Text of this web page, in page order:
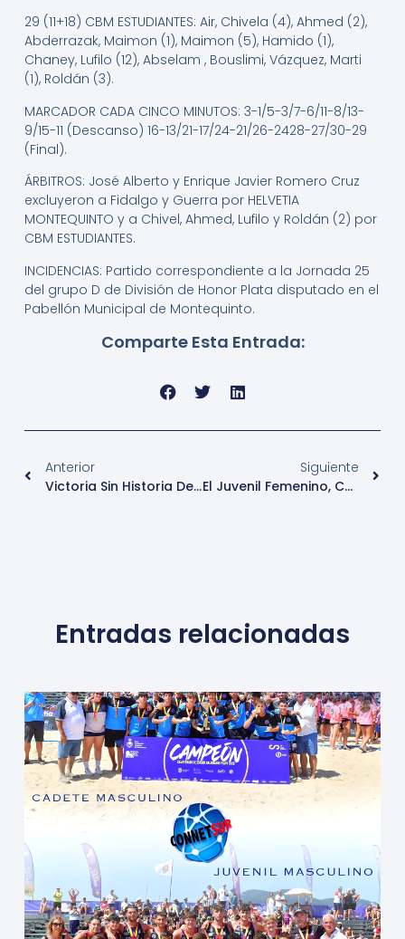
29 (11+18) CBM ESTUDIANTES: Air, Chivela (4), Ahmed (2),
Abderrazak, Maimon (1), Maimon (5), Hamido (1),
Chaney, Lufilo (12), Abselam , Bouslimi, Vázquez, Marti
(1), Roldán (3).
MARCADOR CADA CINCO MINUTOS: 3-1/5-3/7-6/11-8/13-
9/15-11 (Descanso) 16-13/21-17/24-21/26-2428-27/30-29
(Final).
ÁRBITROS: José Alberto y Enrique Javier Romero Cruz
excluyeron a Fidalgo y Guerra por HELVETIA
MONTEQUINTO y a Chivel, Ahmed, Lufilo y Roldán (2) por
CBM ESTUDIANTES.
INCIDENCIAS: Partido correspondiente a la Jornada 25
del grupo D de División de Honor Plata disputado en el
Pabellón Municipal de Montequinto.
Comparte Esta Entrada:
Anterior
Victoria Sin Historia Del Sénior Masculino
Siguiente
El Juvenil Femenino, Campeón De Andalucía
Entradas relacionadas